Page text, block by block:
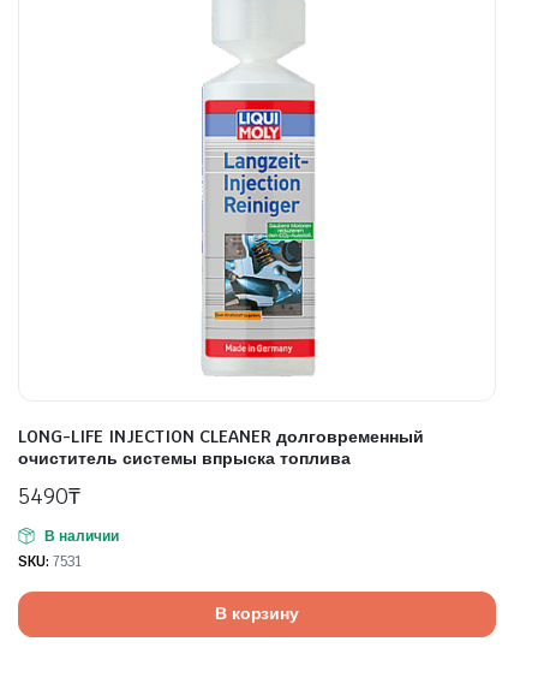
LONG-LIFE INJECTION CLEANER долговременный
очиститель системы впрыска топлива
5490₸
В наличии
SKU: 7531
В корзину